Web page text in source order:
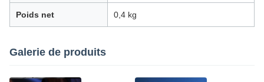
Poids net 0,4 kg
Galerie de produits